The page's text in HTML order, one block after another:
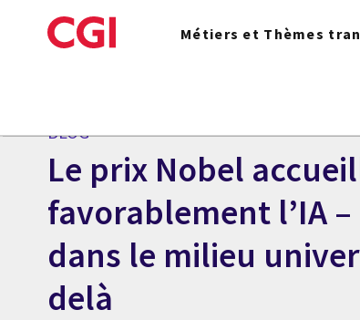
to
Métiers et Thèmes
BLOG
Le prix Nobel
favorablement l’IA
dans le milieu
delà